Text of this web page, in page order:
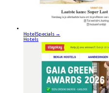
HotelSpecials →
Hotels